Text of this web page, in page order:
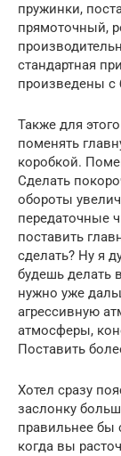
пружинки,
прямоточный,
стандартная
произведены с
Также для
поменять
коробкой.
Сделать
обороты
передаточные
поставить
сделать? Ну я
будешь делать
нужно уже
агрессивную
атмосферы,
Поставить
Хотел сразу
заслонку
правильнее бы
когда вы